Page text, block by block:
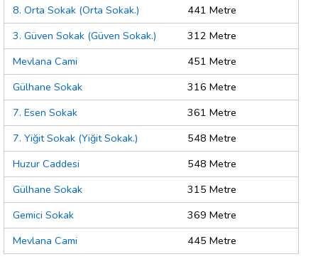
8. Orta Sokak (Orta Sokak.)
441 Metre
3. Güven Sokak (Güven Sokak.)
312 Metre
Mevlana Cami
451 Metre
Gülhane Sokak
316 Metre
7. Esen Sokak
361 Metre
7. Yiğit Sokak (Yiğit Sokak.)
548 Metre
Huzur Caddesi
548 Metre
Gülhane Sokak
315 Metre
Gemici Sokak
369 Metre
Mevlana Cami
445 Metre